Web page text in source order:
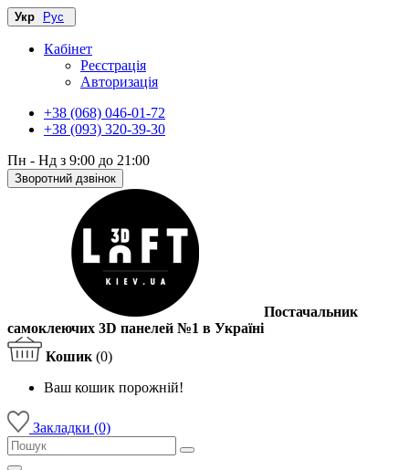
Укр Рус
Кабінет
Реєстрація
Авторизація
+38 (068) 046-01-72
+38 (093) 320-39-30
Пн - Нд з 9:00 до 21:00
Зворотний дзвінок
Постачальник
самоклеючих 3D панелей №1 в Україні
Кошик (0)
Ваш кошик порожній!
Закладки (0)